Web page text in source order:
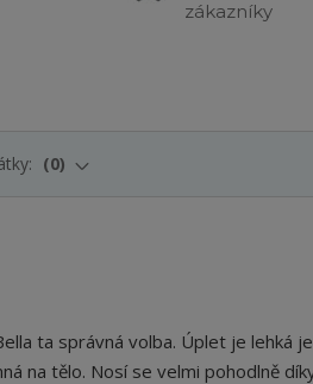
zákazníky
0
ta správná volba. Úplet je lehká
na tělo. Nosí se velmi pohodlně